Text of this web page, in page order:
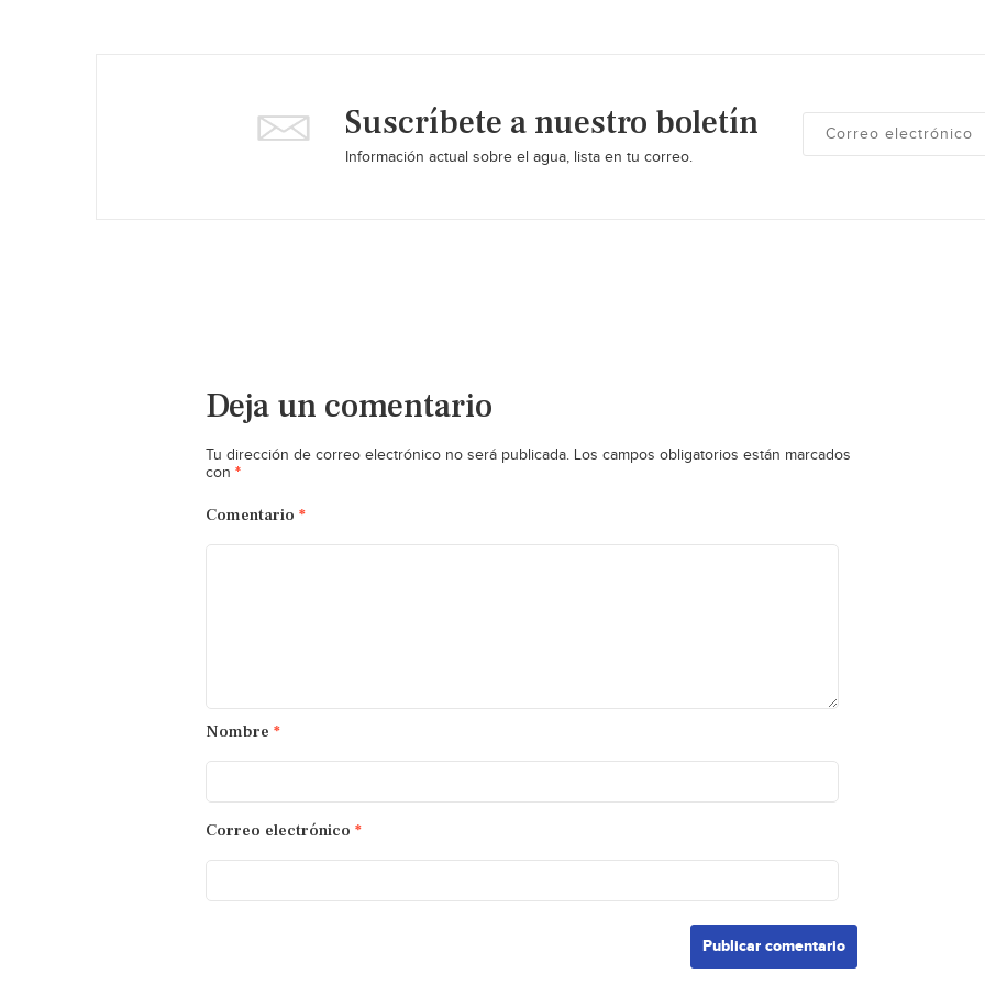
Suscríbete a nuestro boletín
Información actual sobre el agua, lista en tu correo.
Deja un comentario
Tu dirección de correo electrónico no será publicada. Los campos obligatorios están marcados
con *
Comentario *
Nombre *
Correo electrónico *